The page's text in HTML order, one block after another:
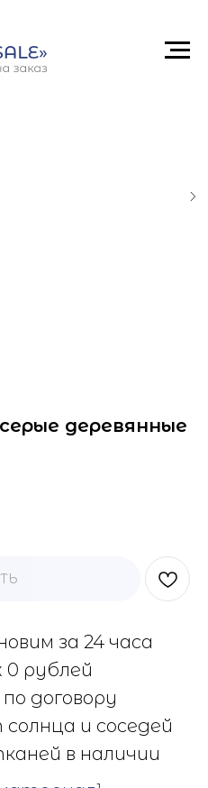
деревянные
за 24 часа
рублей
договору
и соседей
в наличии